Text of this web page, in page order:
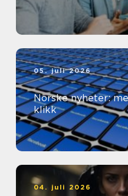
05. juli 2026
Norske nyheter:
klikk
04. juli 2026